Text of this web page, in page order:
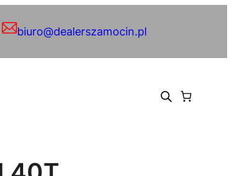
biuro@dealerszamocin.pl